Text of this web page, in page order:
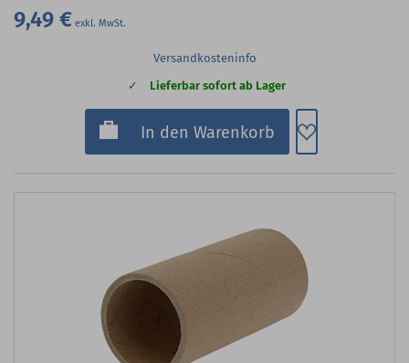
9,49 €
Versandkosteninfo
Lieferbar sofort ab Lager
In den Warenkorb Zum